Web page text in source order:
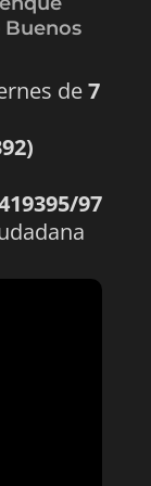
Buenos
de7
97